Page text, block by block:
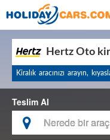
Hertz Oto
Kiralık aracınızı arayın,
Teslim Al
